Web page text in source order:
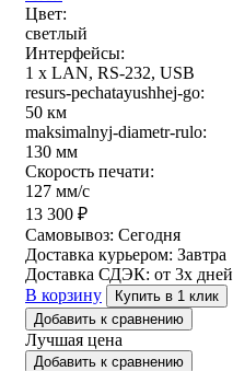
Цвет:
светлый
Интерфейсы:
1 x LAN, RS-232, USB
resurs-pechatayushhej-go:
50 км
maksimalnyj-diametr-rulo:
130 мм
Скорость печати:
127 мм/с
13 300 ₽
Самовывоз: Сегодня
Доставка курьером: Завтра
Доставка СДЭК: от 3х дней
В корзину
Купить в 1 клик
Добавить к сравнению
Лучшая цена
Добавить к сравнению